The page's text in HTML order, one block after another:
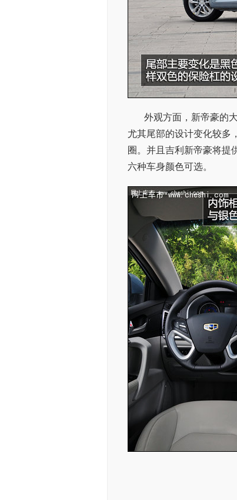
外观方面，新帝豪的
尤其尾部的设计变化较多
圈。并且吉利新帝豪将提
六种车身颜色可选。